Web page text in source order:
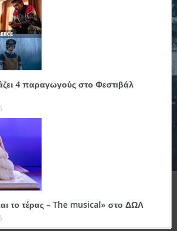
4 παραγωγούς στο Φεστιβάλ
το τέρας – The musical» στο ΔΩΛ